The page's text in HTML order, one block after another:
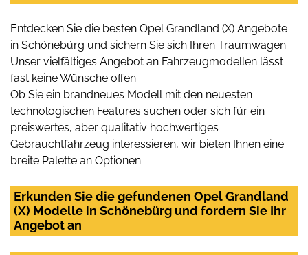
Entdecken Sie die besten Opel Grandland (X) Angebote
in Schönebürg und sichern Sie sich Ihren Traumwagen.
Unser vielfältiges Angebot an Fahrzeugmodellen lässt
fast keine Wünsche offen.
Ob Sie ein brandneues Modell mit den neuesten
technologischen Features suchen oder sich für ein
preiswertes, aber qualitativ hochwertiges
Gebrauchtfahrzeug interessieren, wir bieten Ihnen eine
breite Palette an Optionen.
Erkunden Sie die gefundenen Opel Grandland
(X) Modelle in Schönebürg und fordern Sie Ihr
Angebot an